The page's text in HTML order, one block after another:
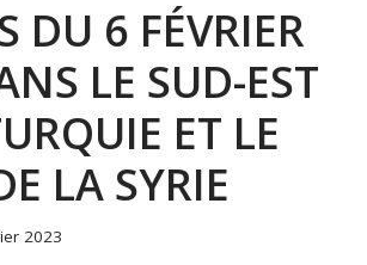
DU 6 FÉVRIER
LE SUD-EST
ET LE
LA SYRIE
2023